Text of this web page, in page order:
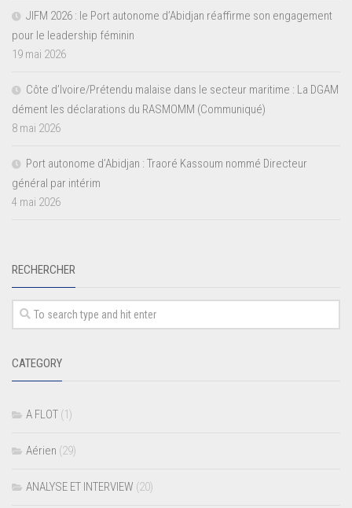
JIFM 2026 : le Port autonome d’Abidjan réaffirme son engagement
pour le leadership féminin
19 mai 2026
Côte d’Ivoire/Prétendu malaise dans le secteur maritime : La DGAM
dément les déclarations du RASMOMM (Communiqué)
8 mai 2026
Port autonome d’Abidjan : Traoré Kassoum nommé Directeur
général par intérim
4 mai 2026
RECHERCHER
CATEGORY
A FLOT (1)
Aérien (29)
ANALYSE ET INTERVIEW (20)